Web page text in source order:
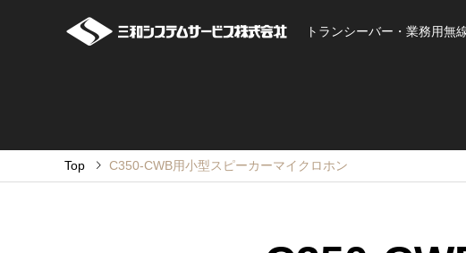
トランシーバー・業務用無
Top C350-CWB用小型スピーカーマイクロホン